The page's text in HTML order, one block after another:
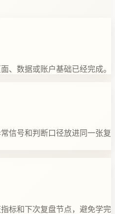
、数据或账户基础已经完成。
信号和判断口径放进同一张复
标和下次复盘节点，避免学完